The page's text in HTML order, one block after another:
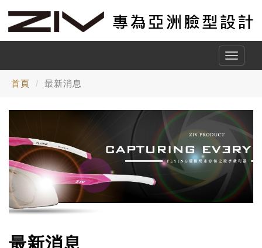
Toggle
首頁 最新消息
最新消息